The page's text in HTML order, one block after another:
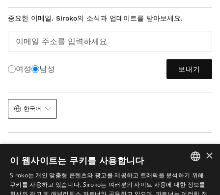
중요한 이메일. Siroko의 소식과 업데이트를 받아보세요.
이메일 주소를 입력하세요
여성 남성 보내기
한국어
법적 고지 쿠키 이용 약관 이미지 내 AI 사이트맵
© 2026 Siroko
SPANISH
×
이 웹사이트는 쿠키를 사용합니다
Siroko는 개인 맞춤형 콘텐츠와 광고를 제공하고 트래픽을 분석하기 위해
쿠키를 사용하고 있습니다. Siroko는 여러분의 사이트 사용에 대한 정보를